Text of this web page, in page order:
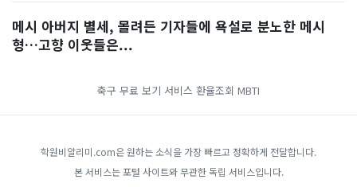
메시 아버지 별세, 몰려든 기자들에 욕설로 분노한 메시
형…고향 이웃들은...
축구 무료 보기 서비스 환율조회 MBTI
학원비알리미.com은 원하는 소식을 가장 빠르고 정확하게 전달합니다.
본 서비스는 포털 사이트와 무관한 독립 서비스입니다.